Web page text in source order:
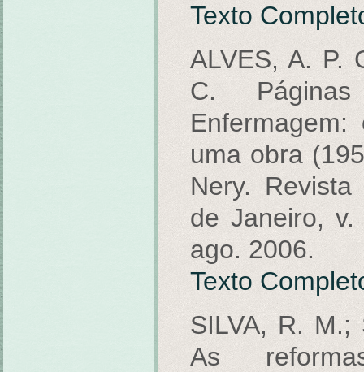
Texto
ALVES, A. P.
C.
uma obra
Nery.
de Janeiro,
ago. 2006.
Texto
SILVA, R. M.;
As